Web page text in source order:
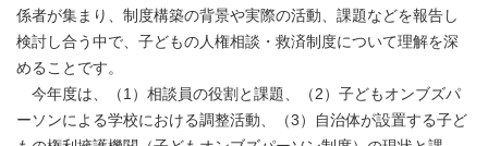
係者が集まり、制度構築の背景や実際の活動、課題などを報告し
検討し合う中で、子どもの人権相談・救済制度について理解を深
めることです。
今年度は、（1）相談員の役割と課題、（2）子どもオンブズパ
ーソンによる学校における調整活動、（3）自治体が設置する子ど